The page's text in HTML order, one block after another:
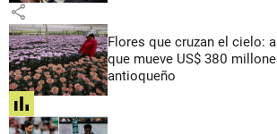
share
Flores que cruzan el cielo:
que mueve US$ 380
antioqueño
share